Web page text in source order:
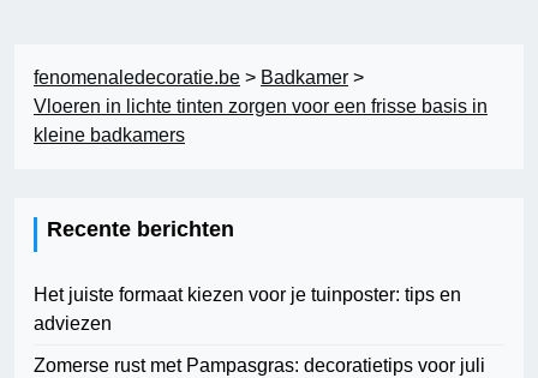
fenomenaledecoratie.be > Badkamer >
Vloeren in lichte tinten zorgen voor een frisse basis in
kleine badkamers
Recente berichten
Het juiste formaat kiezen voor je tuinposter: tips en
adviezen
Zomerse rust met Pampasgras: decoratietips voor juli